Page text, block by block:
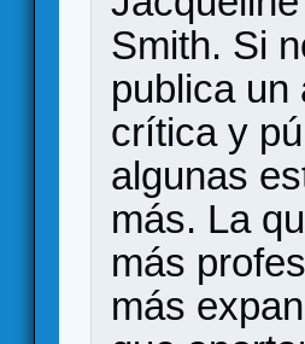
Smith. Si
publica un
crítica y
algunas
más. La
más
más